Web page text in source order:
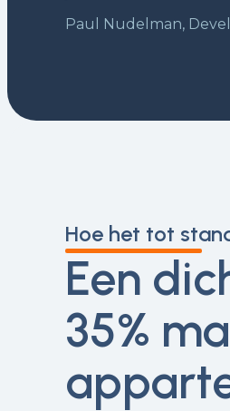
Paul Nudelman,
Hoe het tot
Een
35%